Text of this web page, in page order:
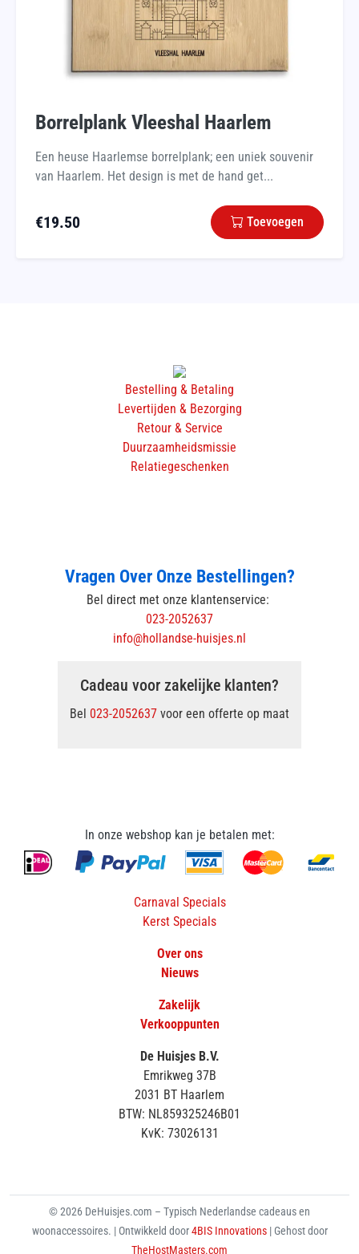
Borrelplank Vleeshal Haarlem
Een heuse Haarlemse borrelplank; een uniek souvenir
van Haarlem. Het design is met de hand get...
€19.50 Toevoegen
Bestelling & Betaling
Levertijden & Bezorging
Retour & Service
Duurzaamheidsmissie
Relatiegeschenken
Vragen Over Onze Bestellingen?
Bel direct met onze klantenservice:
023-2052637
info@hollandse-huisjes.nl
Cadeau voor zakelijke klanten?
Bel 023-2052637 voor een offerte op maat
In onze webshop kan je betalen met:
Carnaval Specials
Kerst Specials
Over ons
Nieuws
Zakelijk
Verkooppunten
De Huisjes B.V.
Emrikweg 37B
2031 BT Haarlem
BTW: NL859325246B01
KvK: 73026131
© 2026 DeHuisjes.com – Typisch Nederlandse cadeaus en
woonaccessoires. | Ontwikkeld door4BIS Innovations | Gehost door
TheHostMasters.com